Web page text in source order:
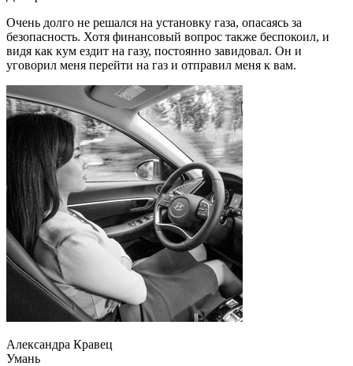
Очень долго не решался на установку газа, опасаясь за
безопасность. Хотя финансовый вопрос также беспокоил, и
видя как кум ездит на газу, постоянно завидовал. Он и
уговорил меня перейти на газ и отправил меня к вам.
Александра Кравец
Умань